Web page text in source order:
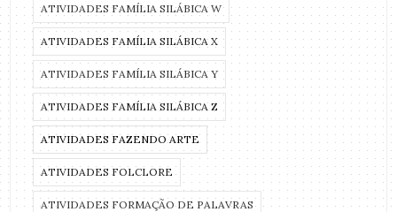
ATIVIDADES FAMÍLIA SILÁBICA W
ATIVIDADES FAMÍLIA SILÁBICA X
ATIVIDADES FAMÍLIA SILÁBICA Y
ATIVIDADES FAMÍLIA SILÁBICA Z
ATIVIDADES FAZENDO ARTE
ATIVIDADES FOLCLORE
ATIVIDADES FORMAÇÃO DE PALAVRAS